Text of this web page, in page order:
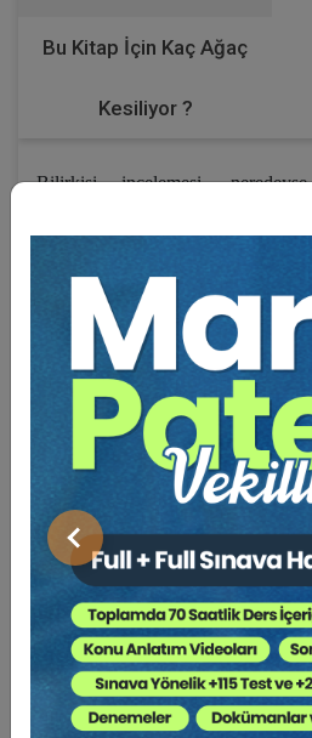
Önceki
Bu Kitap İçin Kaç Ağaç
Kesiliyor ?
Bilirkişi incelemesi,
yargılamalarında başvurulan bir
görülmesinin yanı sıra ilk
zaman hükümlerini, dosyada
tespitlere dayandırdıkları da
Yüksek Mahkeme kararları
kararın
Eksik inceleme,
Raporlardaki çelişkilerin
Bilirkişi incelemesi yapılması
Hâkimin hukuki bilgisi ile
başvurmuş olması,
Bilirkişi hesaplamalarındaki
Bilirkişi heyetlerinin yanlış
gibi nedenlerle bozulduğu
İşte bu çalışma, 2018 yılından
tarafından verilmiş olup